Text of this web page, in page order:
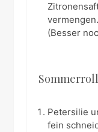
(Besser
Petersilie
fein